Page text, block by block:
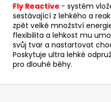
Fly Reactive - systém
sestávající z lehkého a
zpět velké množství
flexibilita a lehkost mu
svůj tvar a nastartovat
Poskytuje ultra lehké
pro dlouhé běhy.
Z